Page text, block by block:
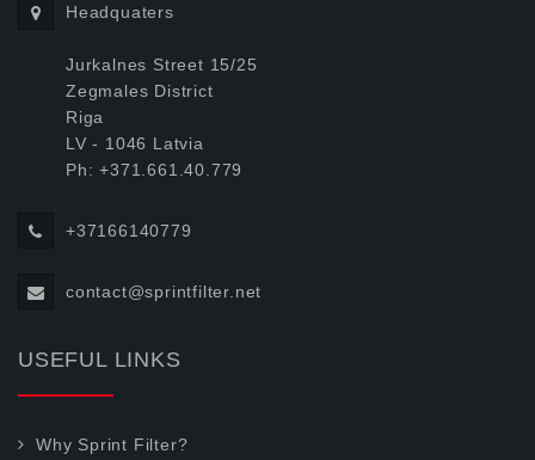
Headquaters
Jurkalnes Street 15/25
Zegmales District
Riga
LV - 1046 Latvia
Ph: +371.661.40.779
+37166140779
contact@sprintfilter.net
USEFUL LINKS
Why Sprint Filter?